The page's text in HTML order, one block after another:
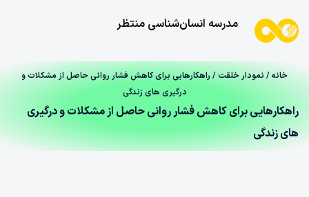
مدرسه انسان‌شناسی منتظر
خانه/ نمودار خلقت/ راهکارهایی برای کاهش فشار روانی حاصل از مشکلات و
درگیری های زندگی
راهکارهایی برای کاهش فشار روانی حاصل از مشکلات و درگیری
های زندگی